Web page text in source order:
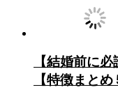
【結婚前に
【特徴まとめ